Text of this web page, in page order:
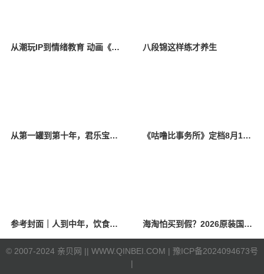
从潮玩IP到情绪教育 动画《咕噜比事务所》今日治愈开播 八段锦这样练才养生
从第一罐到第十年，君乐宝奶粉把初心写进品质安全 《咕噜比事务所》定档8月10日 聚焦儿童情绪教育助力健康成长
参考封面｜人到中年，饮食该如何调整？ 海淘怕买到假？2026原装国产羊奶粉靠谱的正规品牌有哪些？
© 2007-2024 亲贝网 || WWW.QINBEI.COM | 豫ICP备2024094673号
|